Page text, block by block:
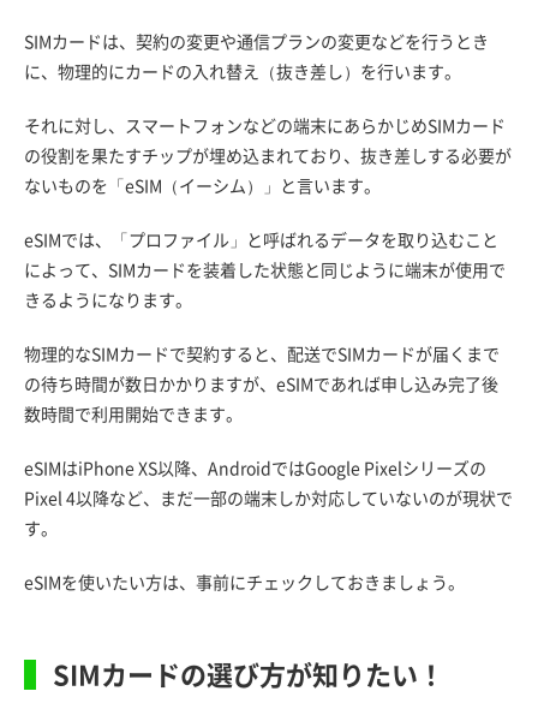
SIMカードは、契約の変更や通信プランの変更などを行うとき
に、物理的にカードの入れ替え（抜き差し）を行います。
それに対し、スマートフォンなどの端末にあらかじめSIMカード
の役割を果たすチップが埋め込まれており、抜き差しする必要が
ないものを「eSIM（イーシム）」と言います。
eSIMでは、「プロファイル」と呼ばれるデータを取り込むこと
によって、SIMカードを装着した状態と同じように端末が使用で
きるようになります。
物理的なSIMカードで契約すると、配送でSIMカードが届くまで
の待ち時間が数日かかりますが、eSIMであれば申し込み完了後
数時間で利用開始できます。
eSIMはiPhone XS以降、AndroidではGoogle Pixelシリーズの
Pixel 4以降など、まだ一部の端末しか対応していないのが現状で
す。
eSIMを使いたい方は、事前にチェックしておきましょう。
SIMカードの選び方が知りたい！